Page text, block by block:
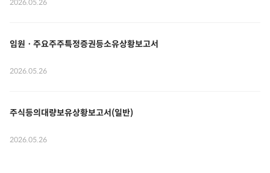
2026.05.26
임원ㆍ주요주주특정증권등소유상황보고서
2026.05.26
주식등의대량보유상황보고서(일반)
2026.05.26